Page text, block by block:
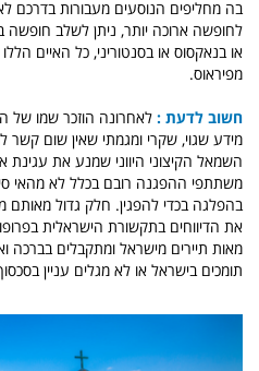
בה מחליפים הנוסעים מעבורות בדרכם
לחופשה ארוכה יותר, ניתן לשלב חופשה
או בנאקסוס או בסנטוריני, כל האיים
מפיראוס.
חשוב לדעת : לאחרונה הוזכר שמו של
מידע שגוי, שקרי ומגמתי שאין שום
השמאל הקיצוני היווני שמנע את עגינת
משתתפי ההפגנה רובם בכלל לא מהאי
בהפלגה בכדי להפגין. חלק גדול מאותם
את הדיווחים בתקשורת הישראלית
מאות תיירים מישראל ומתקבלים בברכה
תומכים בישראל או לא מגלים עניין